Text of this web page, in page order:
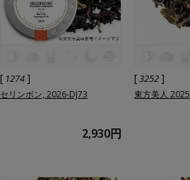
[ 1274 ]
セリンボン, 2026-DJ73
2,930円
[3252 ]
東方美人 2025